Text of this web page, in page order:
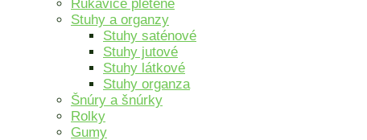
Rukavice pletené
Stuhy a organzy
Stuhy saténové
Stuhy jutové
Stuhy látkové
Stuhy organza
Šnúry a šnúrky
Rolky
Gumy